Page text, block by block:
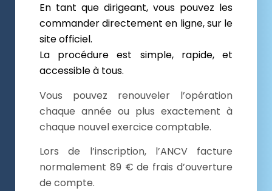
En tant que dirigeant, vous pouvez les
commander directement en ligne,sur le
site officiel.
La procédure est simple, rapide, et
accessible à tous.
Vous pouvez renouveler l’opération
chaque année ou plus exactement à
chaque nouvel exercice comptable.
Lors de l’inscription, l’ANCV facture
normalement 89 € de frais d’ouverture
de compte.